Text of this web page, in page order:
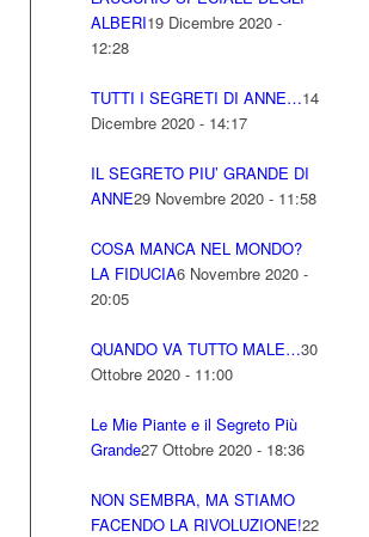
ALBERI19 Dicembre 2020 -
12:28
TUTTI I SEGRETI DI ANNE…14
Dicembre 2020 - 14:17
IL SEGRETO PIU’ GRANDE DI
ANNE29 Novembre 2020 - 11:58
COSA MANCA NEL MONDO?
LA FIDUCIA6 Novembre 2020 -
20:05
QUANDO VA TUTTO MALE…30
Ottobre 2020 - 11:00
Le Mie Piante e il Segreto Più
Grande27 Ottobre 2020 - 18:36
NON SEMBRA, MA STIAMO
FACENDO LA RIVOLUZIONE!22